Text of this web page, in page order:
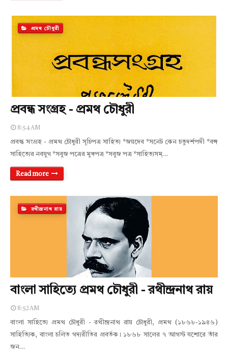
প্রমথ চৌধুরী
প্রবন্ধ সংগ্রহ - প্রমথ চৌধুরী
8:54 AM
প্রবন্ধ সংগ্রহ - প্রমথ চৌধুরী সূচিপত্র সাহিত্য *জয়দেব *সনেট কেন চতুদর্শপদী *বঙ্গ
সাহিত্যের নবযুগ *সবুজ পত্রের মুখপত্র *সবুজ পত্র *সাহিত্যসম্…
Read more
রথীন্দ্রনাথ রায়
বাংলা সাহিত্যে প্রমথ চৌধুরী - রথীন্দ্রনাথ রায়
8:52 AM
বাংলা সাহিত্যে প্রমথ চৌধুরী - রথীন্দ্রনাথ রায় চৌধুরী, প্রমথ (১৮৬৮-১৯৪৬)
সাহিত্যিক, বাংলা চলিত গদ্যরীতির প্রবর্তক। ১৮৬৮ সালের ৭ আগস্ট যশোরে তাঁর
জন…